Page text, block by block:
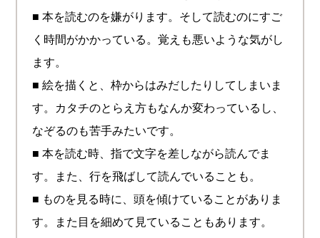
■ 本を読むのを嫌がります。そして読むのにすご
く時間がかかっている。覚えも悪いような気がし
ます。
■ 絵を描くと、枠からはみだしたりしてしまいま
す。カタチのとらえ方もなんか変わっているし、
なぞるのも苦手みたいです。
■ 本を読む時、指で文字を差しながら読んでま
す。また、行を飛ばして読んでいることも。
■ ものを見る時に、頭を傾けていることがありま
す。また目を細めて見ていることもあります。